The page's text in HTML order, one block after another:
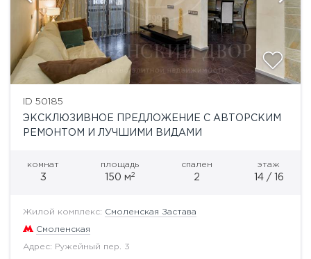
ID 50185
ЭКСКЛЮЗИВНОЕ ПРЕДЛОЖЕНИЕ С АВТОРСКИМ
РЕМОНТОМ И ЛУЧШИМИ ВИДАМИ
комнат
3
площадь
150 м2
спален
2
этаж
14 / 16
Жилой комплекс: Смоленская Застава
Смоленская
Адрес: Ружейный пер. 3